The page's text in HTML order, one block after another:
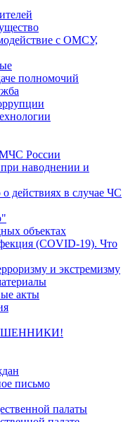
с ОМСУ,
полномочий
МЧС России
наводнении и
действиях в случае ЧС
объектах
(COVID-19). Что
и экстремизму
акты
письмо
палаты